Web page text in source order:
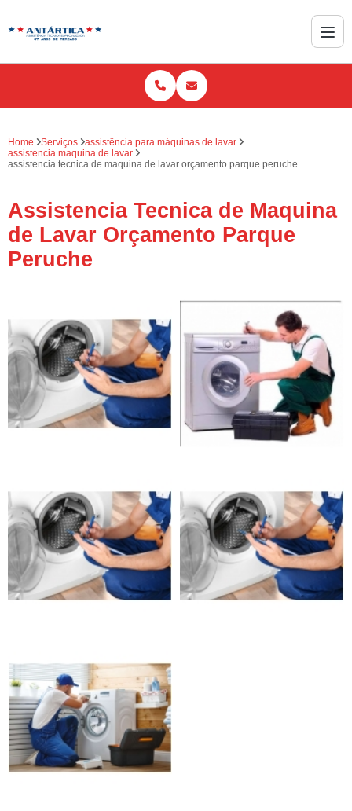
Home Serviços
assistência para máquinas de lavar
assistencia maquina de lavar
assistencia tecnica de maquina de lavar orçamento parque peruche
Assistencia Tecnica de Maquina
de Lavar Orçamento Parque
Peruche